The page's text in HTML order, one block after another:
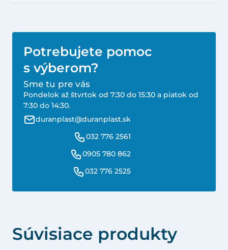
Potrebujete pomoc
s výberom?
Sme tu pre vás
Pondelok až štvrtok od 7:30 do 15:30 a piatok od
7:30 do 14:30.
duranplast@duranplast.sk
032 776 2561
0905 780 862
032 776 2525
Súvisiace produkty